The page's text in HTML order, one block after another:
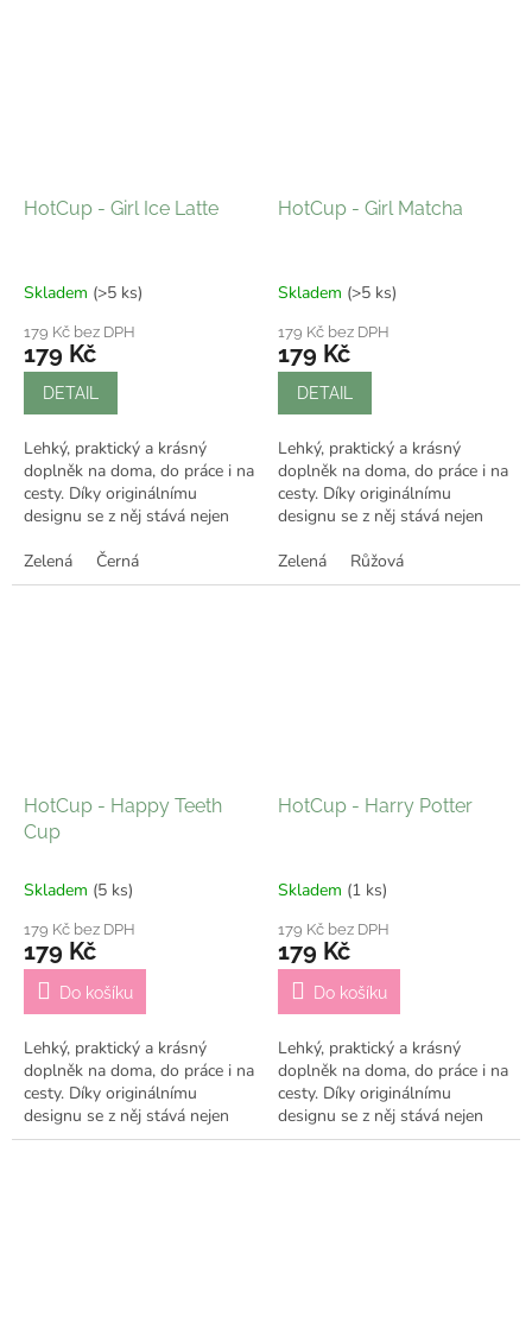
HotCup - Girl Ice Latte
Skladem (>5 ks)
179 Kč bez DPH
179 Kč
DETAIL
Lehký, praktický a krásný
doplněk na doma, do práce i na
cesty. Díky originálnímu
designu se z něj stává nejen
doplněk, který ti bude dělat...
Zelená Černá
HotCup - Girl Matcha
Skladem (>5 ks)
179 Kč bez DPH
179 Kč
DETAIL
Lehký, praktický a krásný
doplněk na doma, do práce i na
cesty. Díky originálnímu
designu se z něj stává nejen
doplněk, který ti bude dělat...
Zelená Růžová
HotCup - Happy Teeth
Cup
Skladem (5 ks)
179 Kč bez DPH
179 Kč
Do košíku
Lehký, praktický a krásný
doplněk na doma, do práce i na
cesty. Díky originálnímu
designu se z něj stává nejen
praktický kelímek, ale i stylový
HotCup - Harry Potter
Skladem (1 ks)
179 Kč bez DPH
179 Kč
Do košíku
Lehký, praktický a krásný
doplněk na doma, do práce i na
cesty. Díky originálnímu
designu se z něj stává nejen
praktický kelímek, ale i stylový